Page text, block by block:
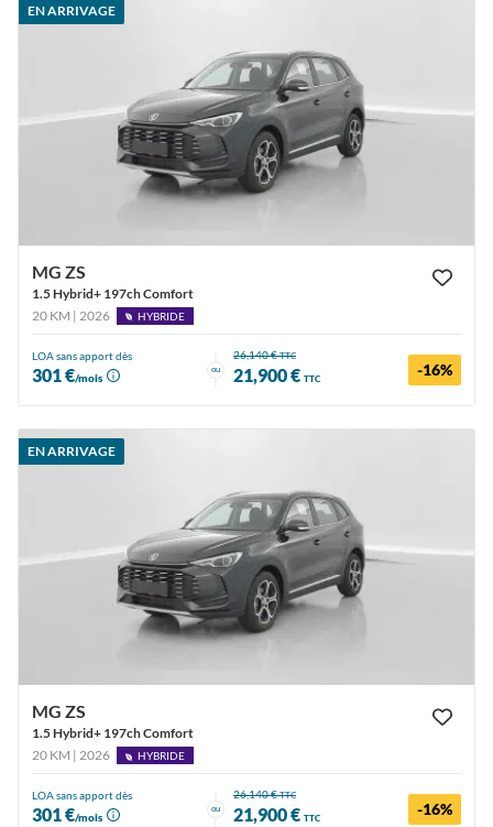
EN ARRIVAGE
MG ZS
1.5 Hybrid+ 197ch Comfort
20 KM | 2026
HYBRIDE
LOA sans apport dès
301 €/mois
ou
26,140 €TTC
21,900 € TTC -16%
EN ARRIVAGE
MG ZS
1.5 Hybrid+ 197ch Comfort
20 KM | 2026
HYBRIDE
LOA sans apport dès
301 €/mois
ou
26,140 €TTC
21,900 € TTC -16%